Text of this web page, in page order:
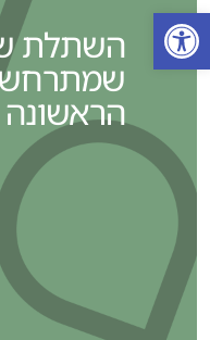
פתח סרגל
השתלת
שמתרחש
הראשונה